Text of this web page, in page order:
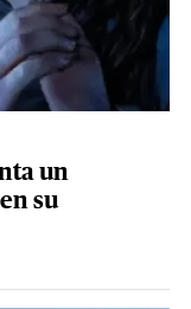
un
su